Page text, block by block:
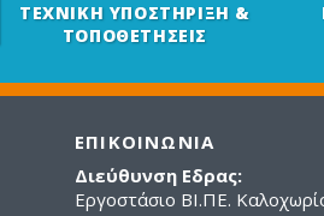
ΤΕΧΝΙΚΗ ΥΠΟΣΤΗΡΙΞΗ &
ΤΟΠΟΘΕΤΗΣΕΙΣ
ΕΠΙΚΟΙΝΩΝΙΑ
Διεύθυνση Εδρας:
Εργοστάσιο ΒΙ.ΠΕ.